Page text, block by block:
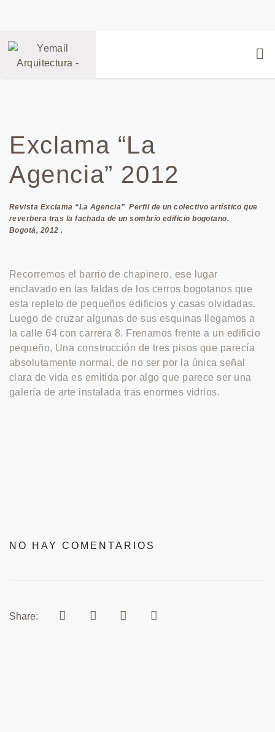
Exclama “La
Agencia” 2012
Revista Exclama “La Agencia” Perfil de un colectivo artístico que
reverbera tras la fachada de un sombrío edificio bogotano.
Bogotá, 2012 .
Recorremos el barrio de chapinero, ese lugar
enclavado en las faldas de los cerros bogotanos que
esta repleto de pequeños edificios y casas olvidadas.
Luego de cruzar algunas de sus esquinas llegamos a
la calle 64 con carrera 8. Frenamos frente a un edificio
pequeño, Una construcción de tres pisos que parecía
absolutamente normal, de no ser por la única señal
clara de vida es emitida por algo que parece ser una
galería de arte instalada tras enormes vidrios.
NO HAY COMENTARIOS
Share: